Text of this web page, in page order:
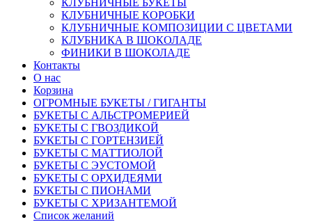
КЛУБНИЧНЫЕ КОРОБКИ
КЛУБНИЧНЫЕ КОМПОЗИЦИИ С ЦВЕТАМИ
КЛУБНИКА В ШОКОЛАДЕ
ФИНИКИ В ШОКОЛАДЕ
Контакты
О нас
Корзина
ОГРОМНЫЕ БУКЕТЫ / ГИГАНТЫ
БУКЕТЫ С АЛЬСТРОМЕРИЕЙ
БУКЕТЫ С ГВОЗДИКОЙ
БУКЕТЫ С ГОРТЕНЗИЕЙ
БУКЕТЫ С МАТТИОЛОЙ
БУКЕТЫ С ЭУСТОМОЙ
БУКЕТЫ С ОРХИДЕЯМИ
БУКЕТЫ С ПИОНАМИ
БУКЕТЫ С ХРИЗАНТЕМОЙ
Список желаний